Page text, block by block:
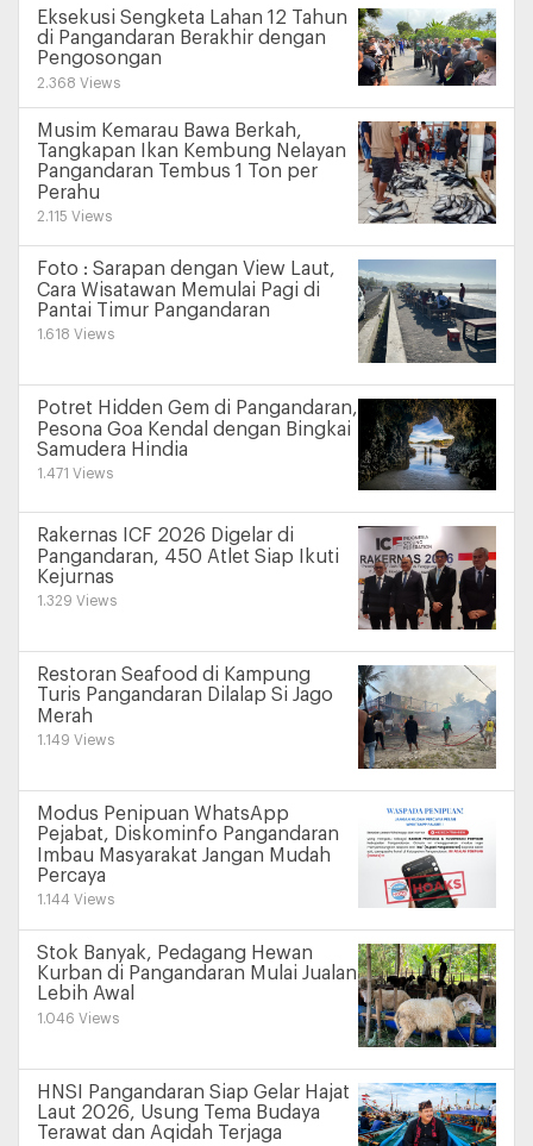
Eksekusi Sengketa Lahan 12 Tahun
di Pangandaran Berakhir dengan
Pengosongan
2.368 Views
Musim Kemarau Bawa Berkah,
Tangkapan Ikan Kembung Nelayan
Pangandaran Tembus 1 Ton per
Perahu
2.115 Views
Foto : Sarapan dengan View Laut,
Cara Wisatawan Memulai Pagi di
Pantai Timur Pangandaran
1.618 Views
Potret Hidden Gem di Pangandaran,
Pesona Goa Kendal dengan Bingkai
Samudera Hindia
1.471 Views
Rakernas ICF 2026 Digelar di
Pangandaran, 450 Atlet Siap Ikuti
Kejurnas
1.329 Views
Restoran Seafood di Kampung
Turis Pangandaran Dilalap Si Jago
Merah
1.149 Views
Modus Penipuan WhatsApp
Pejabat, Diskominfo Pangandaran
Imbau Masyarakat Jangan Mudah
Percaya
1.144 Views
Stok Banyak, Pedagang Hewan
Kurban di Pangandaran Mulai Jualan
Lebih Awal
1.046 Views
HNSI Pangandaran Siap Gelar Hajat
Laut 2026, Usung Tema Budaya
Terawat dan Aqidah Terjaga